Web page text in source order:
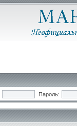
Пароль: